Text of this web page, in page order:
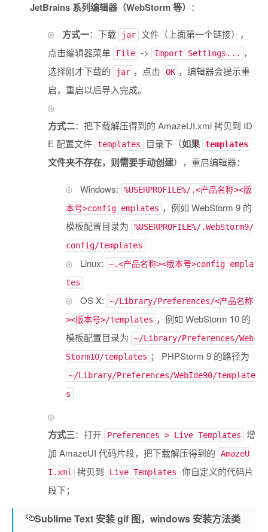
JetBrains 系列编辑器（WebStorm 等） ：
方式一：下载 jar 文件（上面第一个链接），
点击编辑器菜单
File -> Import Settings...
，
选择刚才下载的
jar ，点击 OK ，编辑器会提示重
启，重启以后导入完成。
方式二：把下载解压得到的 AmazeUI.xml 拷贝到 ID
E 配置文件 templates 目录下（如果 templates
文件夹不存在，则需要手动创建），重启编辑器：
Windows:
%USERPROFILE%/.<产品名称><版
本号>config emplates ，例如 WebStorm 9 的
模板配置目录为
%USERPROFILE%/.WebStorm9/
config/templates
Linux:
~.<产品名称><版本号>config empla
tes
OS X:
~/Library/Preferences/<产品名称
><版本号>/templates ，例如 WebStorm 10 的
模板配置目录为
~/Library/Preferences/Web
Storm10/templates ； PHPStorm 9 的路径为
~/Library/Preferences/WebIde90/template
s
方式三：打开 Preferences > Live Templates
增
加 AmazeUI 代码片段，把下载解压得到的
AmazeU
I.xml
拷贝到 Live Templates
你自定义的代码片
段下；
Sublime Text 安装 gif 图，windows 安装方法类